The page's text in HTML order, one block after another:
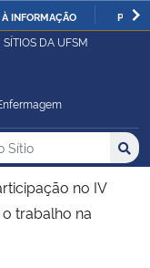
INFORMAÇÃO
SÍTIOS DA UFSM
no no Sítio
no IV
trabalho na